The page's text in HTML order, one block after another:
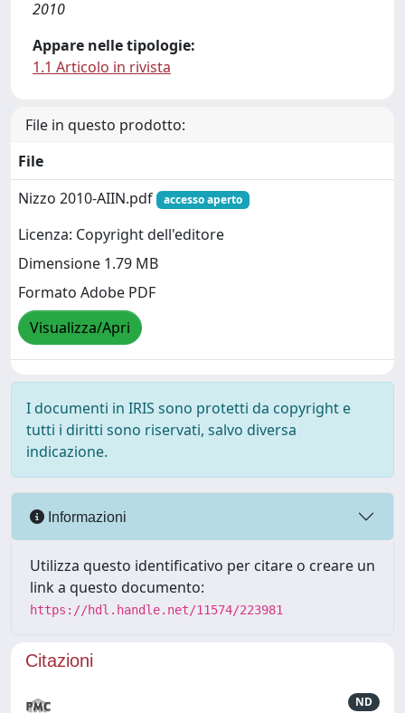
2010
Appare nelle tipologie:
1.1 Articolo in rivista
File in questo prodotto:
File
Nizzo 2010-AIIN.pdf
accesso aperto
Licenza: Copyright dell'editore
Dimensione 1.79 MB
Formato Adobe PDF
Visualizza/Apri
I documenti in IRIS sono protetti da copyright e
tutti i diritti sono riservati, salvo diversa
indicazione.
Informazioni
Utilizza questo identificativo per citare o creare un
link a questo documento:
https://hdl.handle.net/11574/223981
Citazioni
ND